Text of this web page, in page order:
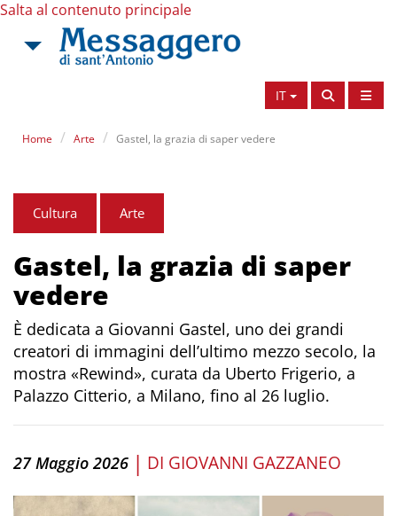
Salta al contenuto principale
IT
Home Arte Gastel, la grazia di saper vedere
Cultura Arte
Gastel, la grazia di saper
vedere
È dedicata a Giovanni Gastel, uno dei grandi
creatori di immagini dell’ultimo mezzo secolo, la
mostra «Rewind», curata da Uberto Frigerio, a
Palazzo Citterio, a Milano, fino al 26 luglio.
27 Maggio 2026 | DI GIOVANNI GAZZANEO